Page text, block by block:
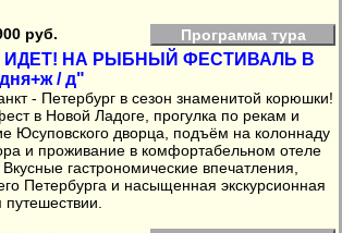
руб. Программа тура
ИДЕТ! НА РЫБНЫЙ ФЕСТИВАЛЬ В
/ д"
- Петербург в сезон знаменитой корюшки!
в Новой Ладоге, прогулка по рекам и
Юсуповского дворца, подъём на колоннаду
и проживание в комфортабельном отеле
гастрономические впечатления,
Петербурга и насыщенная экскурсионная